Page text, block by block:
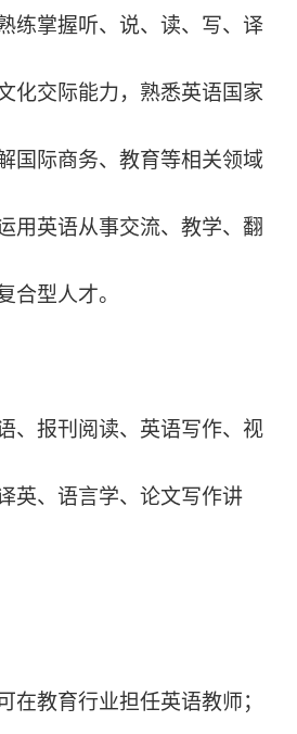
练掌握听、说、读、写、译
化交际能力，熟悉英语国家
国际商务、教育等相关领域
用英语从事交流、教学、翻
合型人才。
、报刊阅读、英语写作、视
英、语言学、论文写作讲
在教育行业担任英语教师；